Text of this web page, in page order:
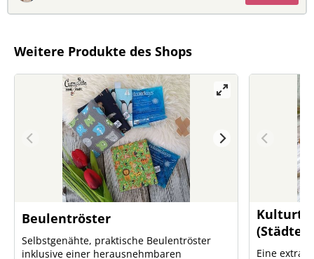
Weitere Produkte des Shops
Beulentröster
Selbstgenähte, praktische Beulentröster
inklusive einer herausnehmbaren
(Städte/
Eine